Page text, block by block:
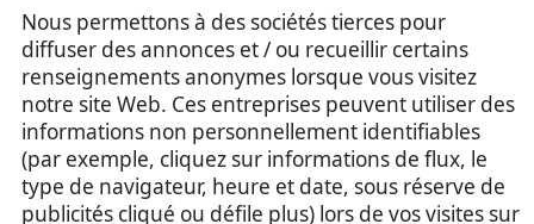
Nous permettons à des sociétés tierces pour
diffuser des annonces et / ou recueillir certains
renseignements anonymes lorsque vous visitez
notre site Web. Ces entreprises peuvent utiliser des
informations non personnellement identifiables
(par exemple, cliquez sur informations de flux, le
type de navigateur, heure et date, sous réserve de
publicités cliqué ou défile plus) lors de vos visites sur